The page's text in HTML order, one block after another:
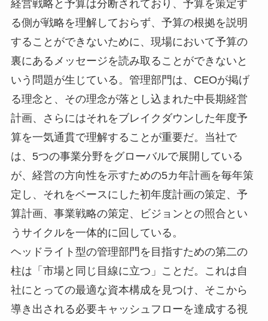
経営戦略と予算は分断されており、予算を策定す
る側が戦略を理解しておらず、予算の根拠を説明
することができないために、現場において予算の
裏にあるメッセージを読み取ることができないと
いう問題が生じている。管理部門は、CEOが掲げ
る理念と、その理念が落とし込まれた中長期経営
計画、さらにはそれをブレイクダウンした年度予
算を一気通貫で理解することが重要だ。当社で
は、5つの事業分野をグローバルで展開している
が、経営の方向性を示すための5カ年計画を毎年策
定し、それをベースにした初年度計画の策定、予
算計画、事業戦略の策定、ビジョンとの照合とい
うサイクルを一体的に回している。
ヘッドライト型の管理部門を目指すための第二の
柱は「市場と同じ目線に立つ」ことだ。これは自
社にとっての最適な資本構成を見つけ、そこから
導き出される必要キャッシュフローを達成する視